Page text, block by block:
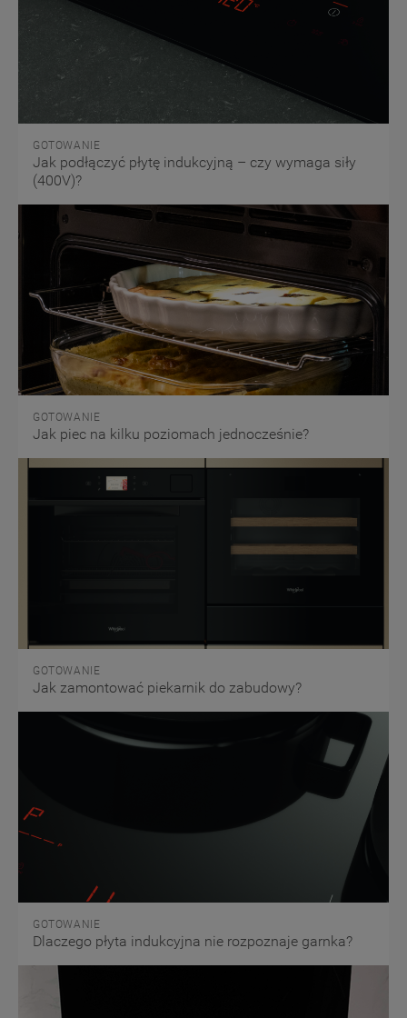
GOTOWANIE
Jak podłączyć płytę indukcyjną – czy wymaga siły
(400V)?
GOTOWANIE
Jak piec na kilku poziomach jednocześnie?
GOTOWANIE
Jak zamontować piekarnik do zabudowy?
GOTOWANIE
Dlaczego płyta indukcyjna nie rozpoznaje garnka?